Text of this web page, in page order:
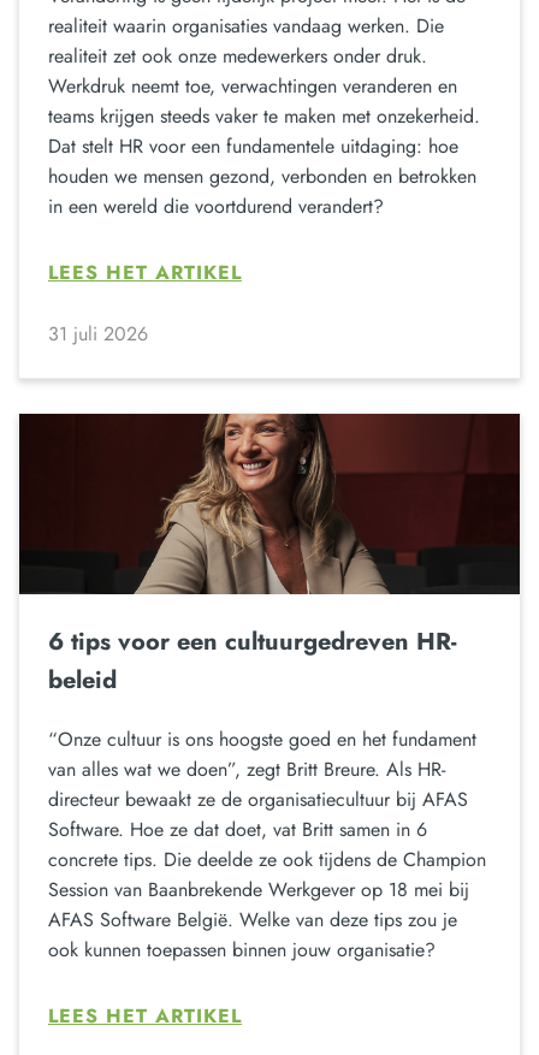
realiteit waarin organisaties vandaag werken. Die
realiteit zet ook onze medewerkers onder druk.
Werkdruk neemt toe, verwachtingen veranderen en
teams krijgen steeds vaker te maken met onzekerheid.
Dat stelt HR voor een fundamentele uitdaging: hoe
houden we mensen gezond, verbonden en betrokken
in een wereld die voortdurend verandert?
LEES HET ARTIKEL
31 juli 2026
6 tips voor een cultuurgedreven HR-
beleid
“Onze cultuur is ons hoogste goed en het fundament
van alles wat we doen”, zegt Britt Breure. Als HR-
directeur bewaakt ze de organisatiecultuur bij AFAS
Software. Hoe ze dat doet, vat Britt samen in 6
concrete tips. Die deelde ze ook tijdens de Champion
Session van Baanbrekende Werkgever op 18 mei bij
AFAS Software België. Welke van deze tips zou je
ook kunnen toepassen binnen jouw organisatie?
LEES HET ARTIKEL